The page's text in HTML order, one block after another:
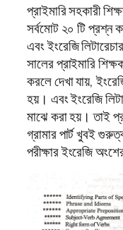
প্রাইমারি সহকারী
সর্বমোট ২০ টি প্রশ্ন
এবং ইংরেজি
সালের প্রাইমারি
করলে দেখা যায়,
হয়। এবং ইংরেজি
মাঝে করা হয়। তাই
গ্রামার পার্ট খুবই
পরীক্ষার ইংরেজি